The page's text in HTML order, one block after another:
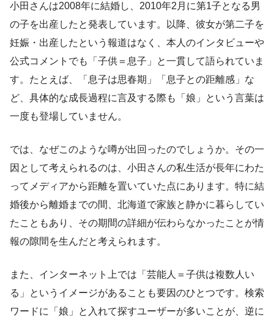
小田さんは2008年に結婚し、2010年2月に第1子となる男
の子を出産したと発表しています。以降、彼女が第二子を
妊娠・出産したという報道はなく、本人のインタビューや
公式コメントでも「子供＝息子」と一貫して語られていま
す。たとえば、「息子は思春期」「息子との距離感」な
ど、具体的な成長過程に言及する際も「娘」という言葉は
一度も登場していません。
では、なぜこのような噂が出回ったのでしょうか。その一
因として考えられるのは、小田さんの私生活が長年にわた
ってメディアから距離を置いていた点にあります。特に結
婚後から離婚までの間、北海道で家族と静かに暮らしてい
たこともあり、その期間の詳細が伝わらなかったことが情
報の隙間を生んだと考えられます。
また、インターネット上では「芸能人＝子供は複数人い
る」というイメージがあることも要因のひとつです。検索
ワードに「娘」と入れて探すユーザーが多いことが、逆に